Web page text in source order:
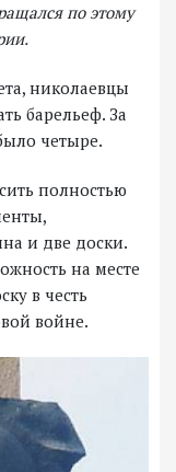
по этому
николаевцы
барельеф. За
четыре.
полностью
и две доски.
на месте
в честь
войне.